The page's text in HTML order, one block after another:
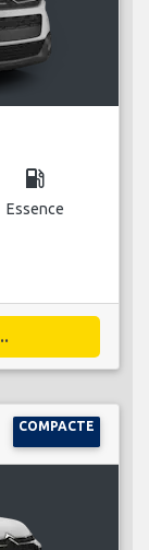
local_gas_station
Essence
COMPACTE